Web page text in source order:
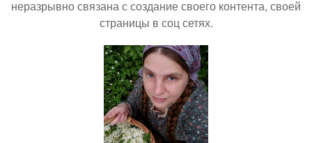
неразрывно связана с создание своего контента, своей
страницы в соц сетях.